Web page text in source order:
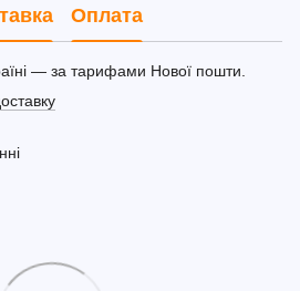
Оплата
— за тарифами Нової пошти.